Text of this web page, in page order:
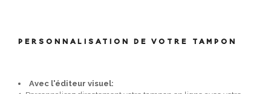
PERSONNALISATION DE VOTRE TAMPON
Avec l'éditeur visuel: